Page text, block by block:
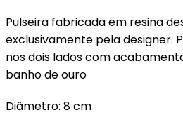
Pulseira fabricada em resina
exclusivamente pela designer.
nos dois lados com
banho de ouro
Diâmetro: 8 cm